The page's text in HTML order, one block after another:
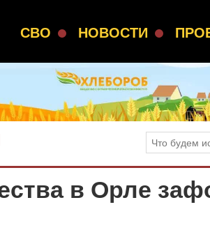
СВО НОВОСТИ
в Орле